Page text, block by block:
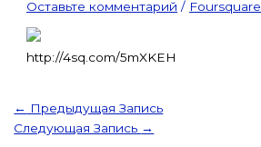
Оставьте комментарий / Foursquare
http://4sq.com/5mXKEH
← Предыдущая Запись
Следующая Запись →